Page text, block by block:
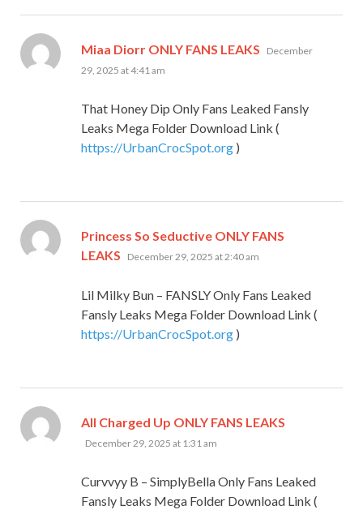
Miaa Diorr ONLY FANS LEAKS says:
December
29, 2025 at 4:41 am
That Honey Dip Only Fans Leaked Fansly
Leaks Mega Folder Download Link (
https://UrbanCrocSpot.org )
Princess So Seductive ONLY FANS
LEAKS says:
December 29, 2025 at 2:40 am
Lil Milky Bun – FANSLY Only Fans Leaked
Fansly Leaks Mega Folder Download Link (
https://UrbanCrocSpot.org )
All Charged Up ONLY FANS LEAKS
December 29, 2025 at 1:31 am
Curvvyy B – SimplyBella Only Fans Leaked
Fansly Leaks Mega Folder Download Link (